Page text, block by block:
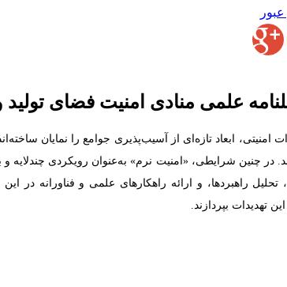
علمی منادی امنیت فضای تولید و
ابعاد تازه‌ای از آسیب‌پذیری جوامع را نمایان
در چنین شرایطی، «امنیت نرم» به‌عنوان رویکردی چندلایه و
راهبردها، و ارائه راهکارهای علمی و فناورانه در
تهدیدات بپردازند.